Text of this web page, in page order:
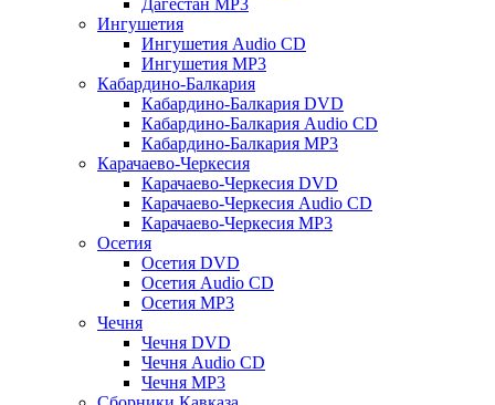
Дагестан MP3
Ингушетия
Ингушетия Audio CD
Ингушетия MP3
Кабардино-Балкария
Кабардино-Балкария DVD
Кабардино-Балкария Audio CD
Кабардино-Балкария MP3
Карачаево-Черкесия
Карачаево-Черкесия DVD
Карачаево-Черкесия Audio CD
Карачаево-Черкесия MP3
Осетия
Осетия DVD
Осетия Audio CD
Осетия MP3
Чечня
Чечня DVD
Чечня Audio CD
Чечня MP3